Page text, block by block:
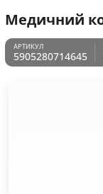
Медичний
5905280714645